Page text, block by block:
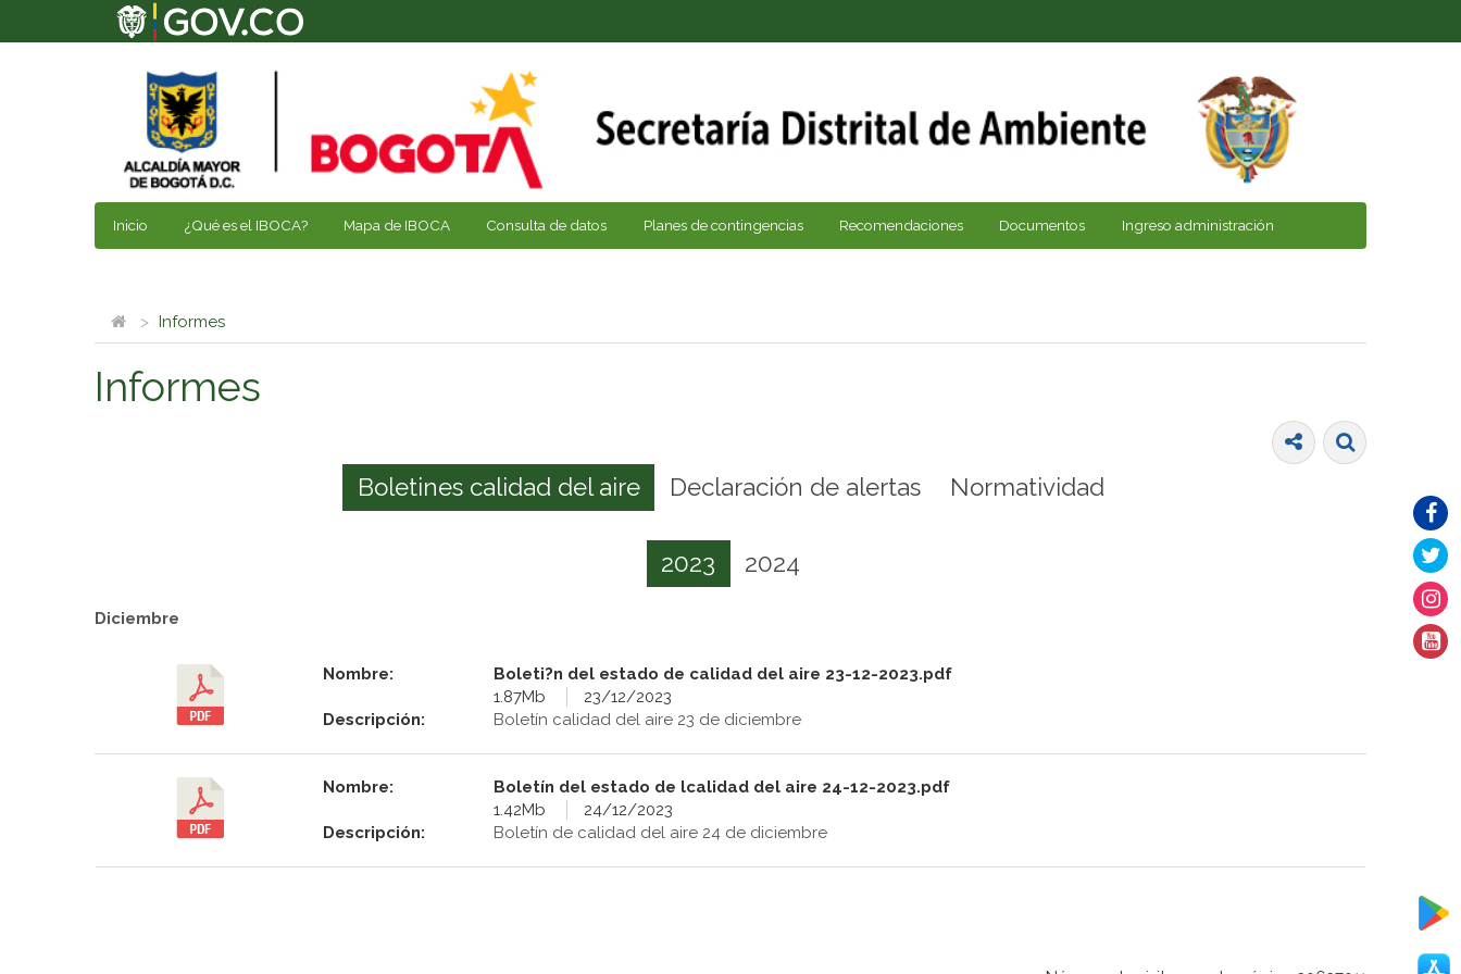
Inicio ¿Qué es el IBOCA? Mapa de IBOCA Consulta de datos Planes de contingencias Recomendaciones Documentos Ingreso administración
Informes
Informes
Boletines calidad del aire Declaración de alertas Normatividad
2023 2024
Diciembre
Nombre:
Boleti?n del estado de calidad del aire 23-12-2023.pdf
1.87Mb
23/12/2023
Descripción:
Boletín calidad del aire 23 de diciembre
Nombre:
Boletín del estado de lcalidad del aire 24-12-2023.pdf
1.42Mb
24/12/2023
Descripción:
Boletín de calidad del aire 24 de diciembre